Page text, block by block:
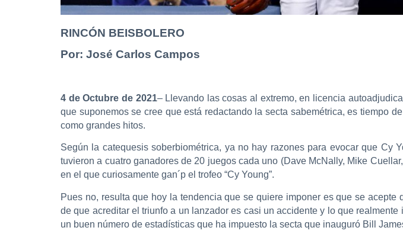
RINCÓN BEISBOLERO
Por: José Carlos Campos
4 de Octubre de 2021– Llevando las cosas al extremo, en licencia
que suponemos se cree que está redactando la secta sabemétrica, es tiempo
como grandes hitos.
Según la catequesis soberbiométrica, ya no hay razones para evocar que Cy
tuvieron a cuatro ganadores de 20 juegos cada uno (Dave McNally, Mike
en el que curiosamente gan´p el trofeo “Cy Young”.
Pues no, resulta que hoy la tendencia que se quiere imponer es que se
de que acreditar el triunfo a un lanzador es casi un accidente y lo que
un buen número de estadísticas que ha impuesto la secta que inauguró Bill